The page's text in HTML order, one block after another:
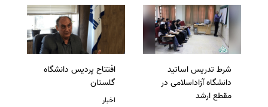
شرط تدریس اساتید
دانشگاه آزاداسلامی در
مقطع ارشد
افتتاح پردیس دانشگاه
گلستان
اخبار